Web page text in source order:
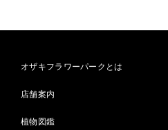
オザキフラワーパークとは
店舗案内
植物図鑑